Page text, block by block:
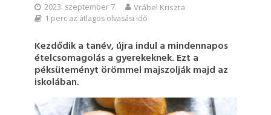
2023. szeptember 7. Vrábel Kriszta
1 perc az átlagos olvasási idő
Kezdődik a tanév, újra indul a mindennapos
ételcsomagolás a gyerekeknek. Ezt a
péksüteményt örömmel majszolják majd az
iskolában.